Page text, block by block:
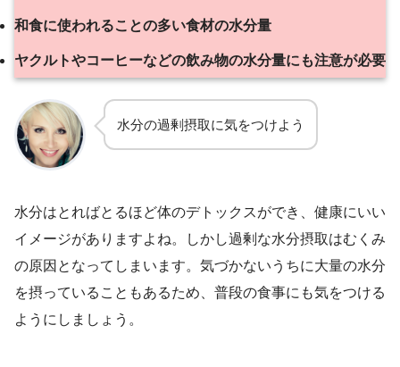
和食に使われることの多い食材の水分量
ヤクルトやコーヒーなどの飲み物の水分量にも注意が必要
水分の過剰摂取に気をつけよう
水分はとればとるほど体のデトックスができ、健康にいい
イメージがありますよね。しかし過剰な水分摂取はむくみ
の原因となってしまいます。気づかないうちに大量の水分
を摂っていることもあるため、普段の食事にも気をつける
ようにしましょう。